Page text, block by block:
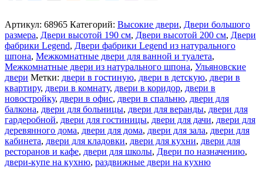
Артикул: 68965 Категорий: Высокие двери, Двери большого
размера, Двери высотой 190 см, Двери высотой 200 см, Двери
фабрики Legend, Двери фабрики Legend из натурального
шпона, Межкомнатные двери для ванной и туалета,
Межкомнатные двери из натурального шпона, Ульяновские
двери Метки: двери в гостиную, двери в детскую, двери в
квартиру, двери в комнату, двери в коридор, двери в
новостройку, двери в офис, двери в спальню, двери для
балкона, двери для больницы, двери для веранды, двери для
гардеробной, двери для гостиницы, двери для дачи, двери для
деревянного дома, двери для дома, двери для зала, двери для
кабинета, двери для кладовки, двери для кухни, двери для
ресторанов и кафе, двери для школы, Двери по назначению,
двери-купе на кухню, раздвижные двери на кухню